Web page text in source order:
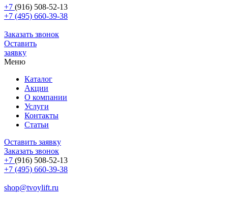
+7 (916) 508-52-13
+7 (495) 660-39-38
Заказать звонок
Оставить
заявку
Меню
Каталог
Акции
О компании
Услуги
Контакты
Статьи
Оставить заявку
Заказать звонок
+7 (916) 508-52-13
+7 (495) 660-39-38
shop@tvoylift.ru